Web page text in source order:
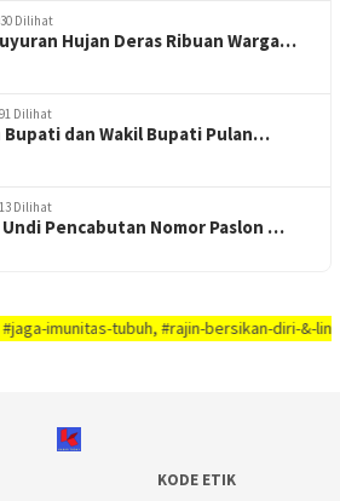
Dilihat
Hujan Deras Ribuan Warga…
Dilihat
Bupati dan Wakil Bupati Pulan…
Dilihat
Undi Pencabutan Nomor Paslon …
tubuh, #rajin-bersikan-diri-&-
KODE ETIK